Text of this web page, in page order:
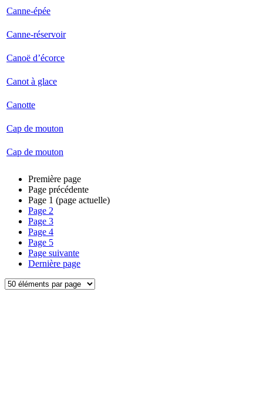
Canne-épée
Canne-réservoir
Canoë d’écorce
Canot à glace
Canotte
Cap de mouton
Cap de mouton
Première page
Page précédente
Page 1 (page actuelle)
Page 2
Page 3
Page 4
Page 5
Page suivante
Dernière page